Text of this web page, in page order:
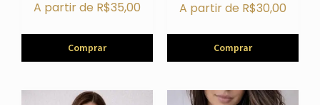
A partir de R$35,00
Comprar
A partir de R$30,00
Comprar